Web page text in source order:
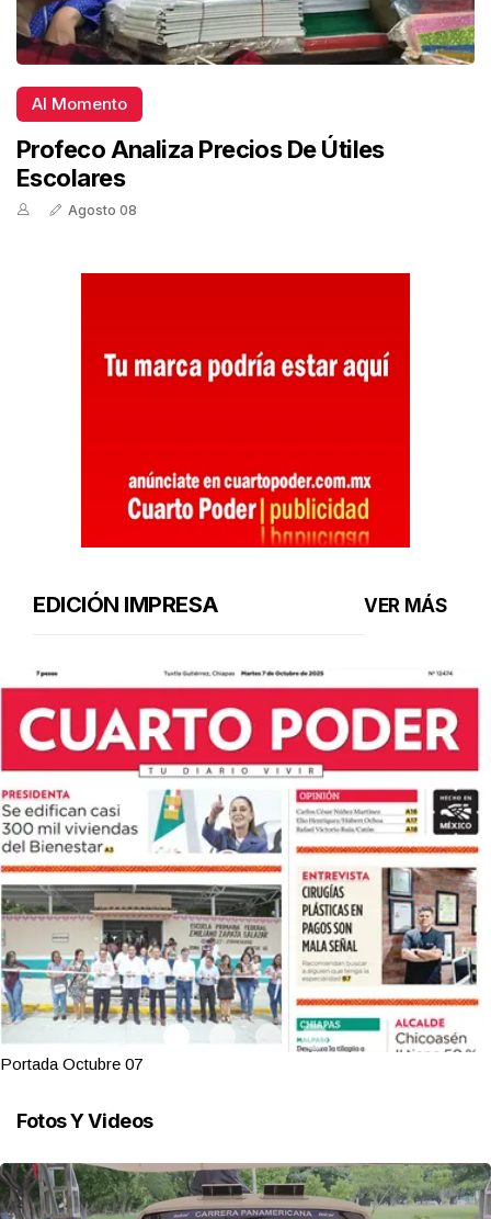
Al Momento
Profeco Analiza Precios De Útiles
Escolares
Agosto 08
EDICIÓN IMPRESA VER MÁS
Portada Octubre 07
Fotos Y Videos